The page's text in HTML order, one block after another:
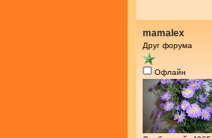
mamalex
Друг форума
Офлайн